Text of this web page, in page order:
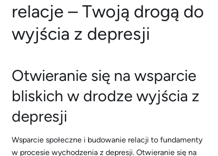
relacje – Twoją drogą do
wyjścia z depresji
Otwieranie się na wsparcie
bliskich w drodze wyjścia z
depresji
Wsparcie społeczne i budowanie relacji to fundamenty
w procesie wychodzenia z depresji. Otwieranie się na